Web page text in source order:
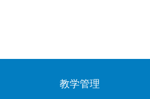
教学管理